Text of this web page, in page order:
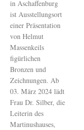
in Aschaffenburg
ist Ausstellungsort
einer Präsentation
von Helmut
Massenkeils
figürlichen
Bronzen und
Zeichnungen. Ab
03. März 2024 lädt
Frau Dr. Silber, die
Leiterin des
Martinushauses,